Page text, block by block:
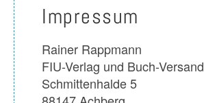
Impressum
Rainer Rappmann
FIU-Verlag und Buch-Versand
Schmittenhalde 5